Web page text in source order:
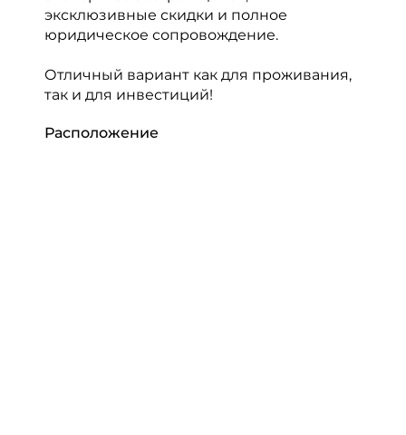
эксклюзивные скидки и полное
юридическое сопровождение.
Отличный вариант как для проживания,
так и для инвестиций!
Расположение